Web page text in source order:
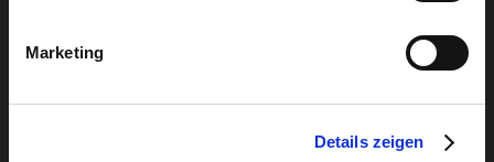
Marketing
Details zeigen